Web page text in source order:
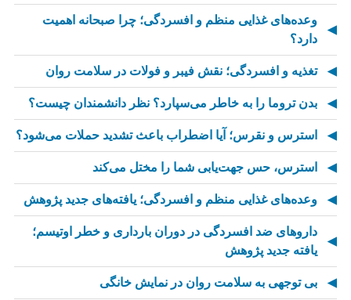
وعده‌های غذایی منظم و افسردگی؛ چرا صبحانه اهمیت
دارد؟
تغذیه و افسردگی؛ نقش فیبر و فولات در سلامت روان
بدن تروما را به خاطر می‌سپارد؟ نظر دانشمندان چیست؟
استرس و نقرس؛ آیا اضطراب باعث تشدید حملات می‌شود؟
استرس، حس جهت‌یابی شما را مختل می‌کند
وعده‌های غذایی منظم و افسردگی؛ یافته‌های جدید پژوهش
داروهای ضد افسردگی در دوران بارداری و خطر اوتیسم؛
یافته جدید پژوهش
بی توجهی به سلامت روان در نمایش خانگی